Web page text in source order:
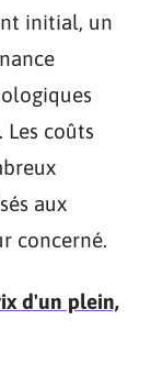
initial, un
coûts
aux
concerné.
d'un plein,